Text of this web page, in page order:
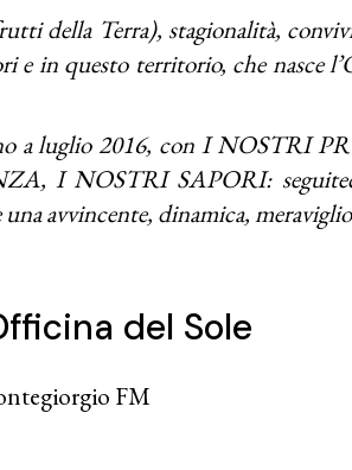
della Terra), stagionalità,
e in questo territorio, che nasce
a luglio 2016, con I NOSTRI
I NOSTRI SAPORI:
avvincente, dinamica,
del Sole
FM